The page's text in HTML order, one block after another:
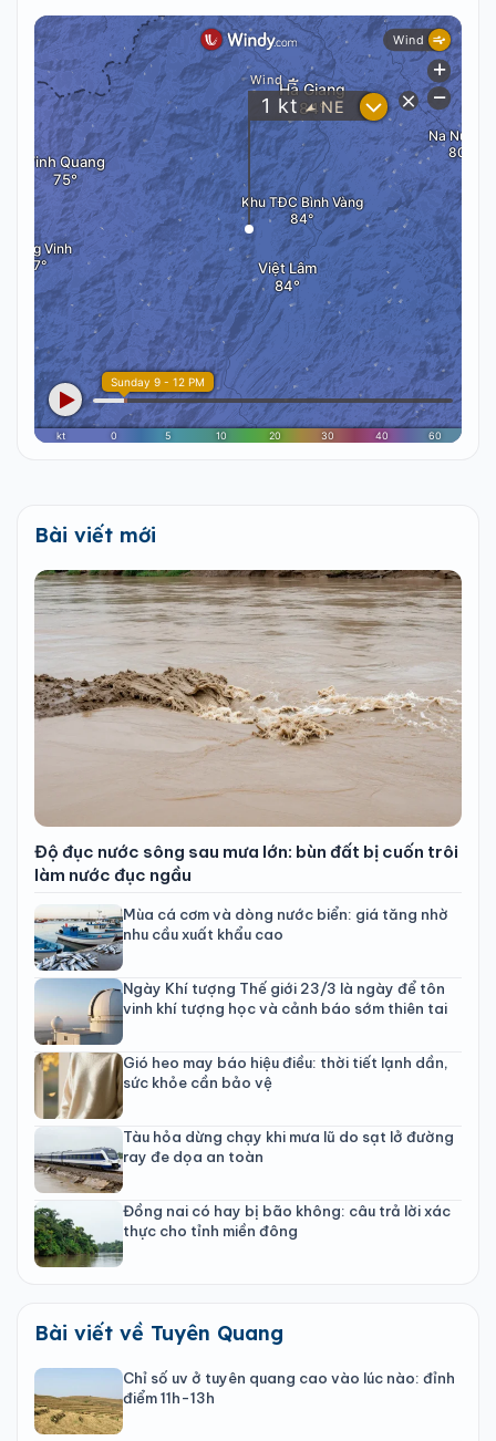
Bài viết mới
Độ đục nước sông sau mưa lớn: bùn đất bị cuốn trôi
làm nước đục ngầu
Mùa cá cơm và dòng nước biển: giá tăng nhờ
nhu cầu xuất khẩu cao
Ngày Khí tượng Thế giới 23/3 là ngày để tôn
vinh khí tượng học và cảnh báo sớm thiên tai
Gió heo may báo hiệu điều: thời tiết lạnh dần,
sức khỏe cần bảo vệ
Tàu hỏa dừng chạy khi mưa lũ do sạt lở đường
ray đe dọa an toàn
Đồng nai có hay bị bão không: câu trả lời xác
thực cho tỉnh miền đông
Bài viết về Tuyên Quang
Chỉ số uv ở tuyên quang cao vào lúc nào: đỉnh
điểm 11h-13h